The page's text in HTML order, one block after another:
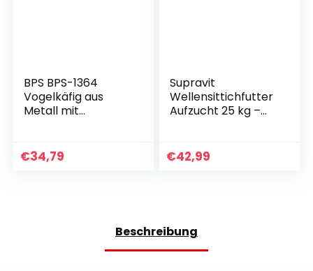
BPS BPS-1364
Vogelkäfig aus
Metall mit
Farbe zufällig, 44 x
26,5 x 32 cm
€34,79
Supravit
Wellensittichfutter
Aufzucht 25 kg –
als Hauptfutter für
Wellensittiche &
€42,99
Beschreibung